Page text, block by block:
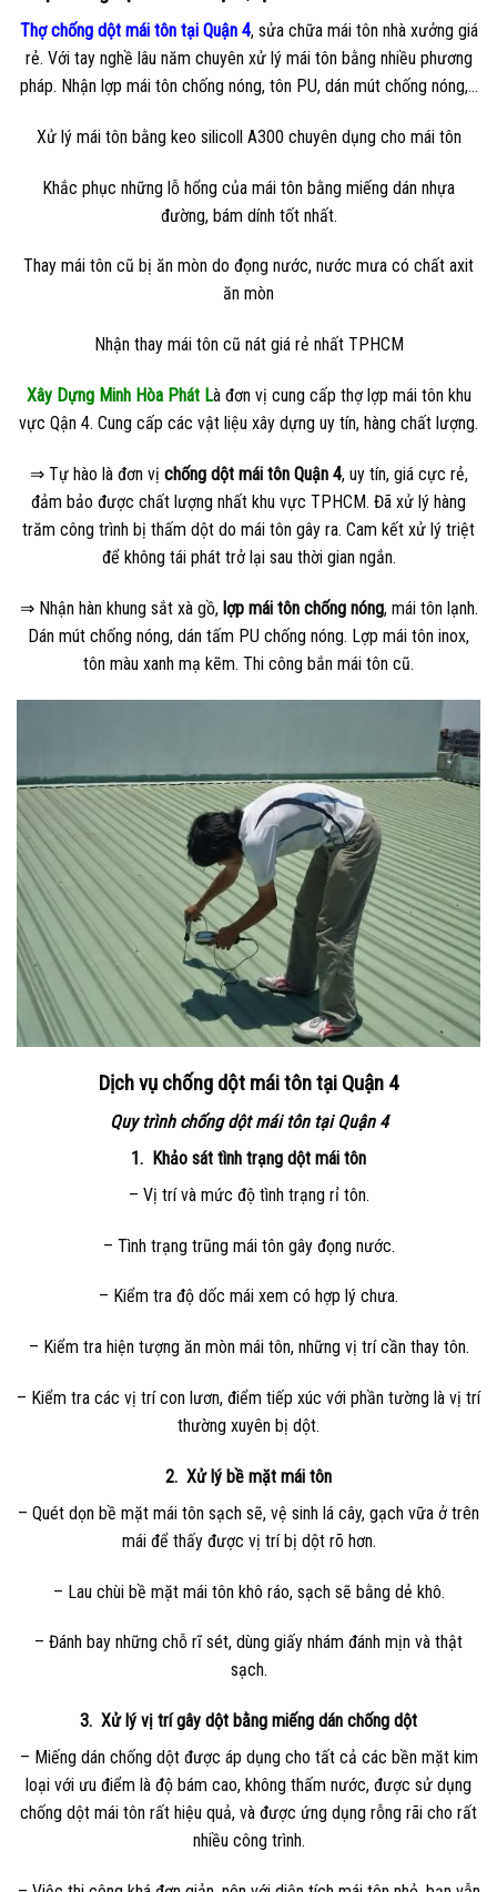
Thợ chống dột mái tôn tại Quận 4, sửa chữa mái tôn nhà xưởng giá
rẻ. Với tay nghề lâu năm chuyên xử lý mái tôn bằng nhiều phương
pháp. Nhận lợp mái tôn chống nóng, tôn PU, dán mút chống nóng,…
Xử lý mái tôn bằng keo silicoll A300 chuyên dụng cho mái tôn
Khắc phục những lỗ hổng của mái tôn bằng miếng dán nhựa
đường, bám dính tốt nhất.
Thay mái tôn cũ bị ăn mòn do đọng nước, nước mưa có chất axit
ăn mòn
Nhận thay mái tôn cũ nát giá rẻ nhất TPHCM
Xây Dựng Minh Hòa Phát Là đơn vị cung cấp thợ lợp mái tôn khu
vực Qận 4. Cung cấp các vật liệu xây dựng uy tín, hàng chất lượng.
⇒ Tự hào là đơn vị chống dột mái tôn Quận 4, uy tín, giá cực rẻ,
đảm bảo được chất lượng nhất khu vực TPHCM. Đã xử lý hàng
trăm công trình bị thấm dột do mái tôn gây ra. Cam kết xử lý triệt
để không tái phát trở lại sau thời gian ngắn.
⇒ Nhận hàn khung sắt xà gồ, lợp mái tôn chống nóng, mái tôn lạnh.
Dán mút chống nóng, dán tấm PU chống nóng. Lợp mái tôn inox,
tôn màu xanh mạ kẽm. Thi công bắn mái tôn cũ.
Dịch vụ chống dột mái tôn tại Quận 4
Quy trình chống dột mái tôn tại Quận 4
1. Khảo sát tình trạng dột mái tôn
– Vị trí và mức độ tình trạng rỉ tôn.
– Tình trạng trũng mái tôn gây đọng nước.
– Kiểm tra độ dốc mái xem có hợp lý chưa.
– Kiểm tra hiện tượng ăn mòn mái tôn, những vị trí cần thay tôn.
– Kiểm tra các vị trí con lươn, điểm tiếp xúc với phần tường là vị trí
thường xuyên bị dột.
2. Xử lý bề mặt mái tôn
– Quét dọn bề mặt mái tôn sạch sẽ, vệ sinh lá cây, gạch vữa ở trên
mái để thấy được vị trí bị dột rõ hơn.
– Lau chùi bề mặt mái tôn khô ráo, sạch sẽ bằng dẻ khô.
– Đánh bay những chỗ rĩ sét, dùng giấy nhám đánh mịn và thật
sạch.
3. Xử lý vị trí gây dột bằng miếng dán chống dột
– Miếng dán chống dột được áp dụng cho tất cả các bền mặt kim
loại với ưu điểm là độ bám cao, không thấm nước, được sử dụng
chống dột mái tôn rất hiệu quả, và được ứng dụng rỗng rãi cho rất
nhiều công trình.